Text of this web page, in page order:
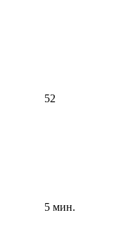
52
5 мин.